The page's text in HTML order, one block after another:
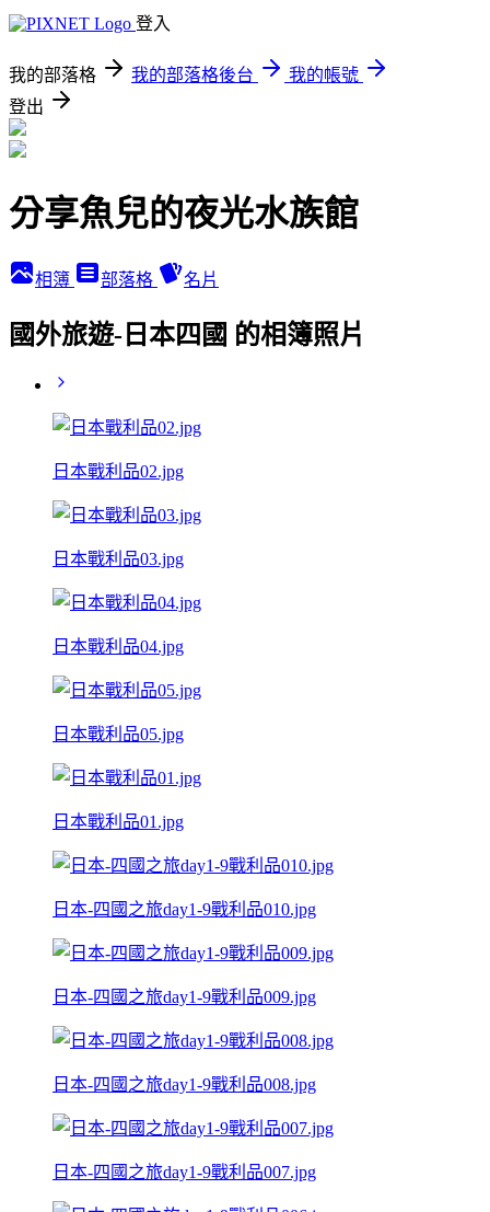
登入
我的部落格 我的部落格後台
我的帳號
登出
分享魚兒的夜光水族館
相簿 部落格 名片
國外旅遊-日本四國 的相簿照片
日本戰利品02.jpg
日本戰利品03.jpg
日本戰利品04.jpg
日本戰利品05.jpg
日本戰利品01.jpg
日本-四國之旅day1-9戰利品010.jpg
日本-四國之旅day1-9戰利品009.jpg
日本-四國之旅day1-9戰利品008.jpg
日本-四國之旅day1-9戰利品007.jpg